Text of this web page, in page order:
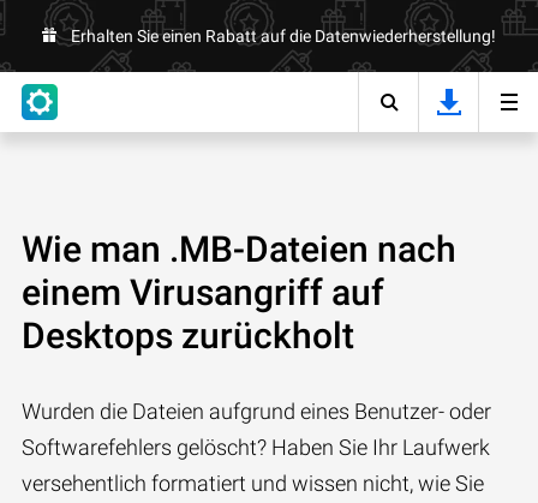
Erhalten Sie einen Rabatt auf die Datenwiederherstellung!
Wie man .MB-Dateien nach
einem Virusangriff auf
Desktops zurückholt
Wurden die Dateien aufgrund eines Benutzer- oder
Softwarefehlers gelöscht? Haben Sie Ihr Laufwerk
versehentlich formatiert und wissen nicht, wie Sie